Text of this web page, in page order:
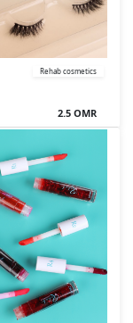
Rehab cosmetics
2.5 OMR